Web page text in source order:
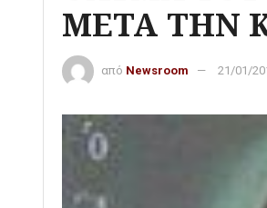
ΜΕΤΑ ΤΗΝ
από Newsroom 21/01/